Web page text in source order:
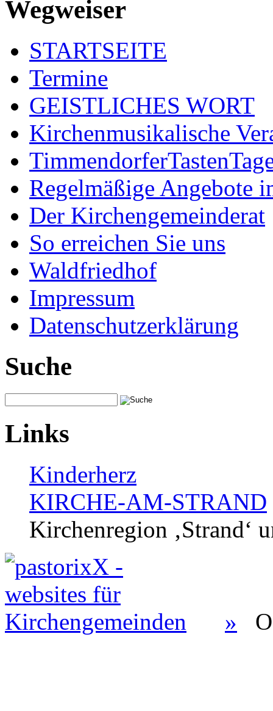
Wegweiser
STARTSEITE
Termine
GEISTLICHES WORT
Kirchenmusikalische
Regelmäßige Angebote
Der Kirchengemeinderat
So erreichen Sie uns
Waldfriedhof
Impressum
Datenschutzerklärung
Suche
Links
Kinderherz
KIRCHE-AM-STRAND
Kirchenregion ‚Strand‘
»